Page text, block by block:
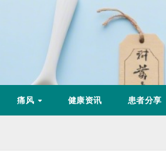
痛风 健康资讯 患者分享